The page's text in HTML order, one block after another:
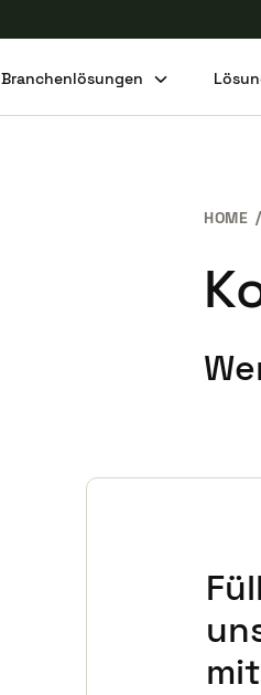
Branchenlösungen
HOME